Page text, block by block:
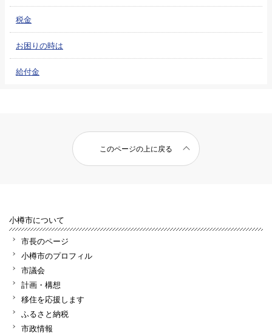
税金
お困りの時は
給付金
このページの上に戻る
小樽市について
市長のページ
小樽市のプロフィル
市議会
計画・構想
移住を応援します
ふるさと納税
市政情報